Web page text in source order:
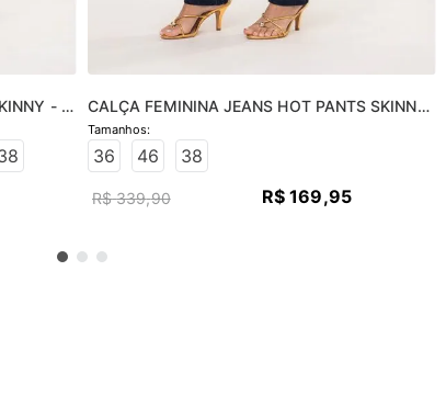
-
CALÇA FEMININA JEANS HOT PANTS SKINNY
- JEANS ESCURO
36 46 38
R$ 339,90 R$ 169,95